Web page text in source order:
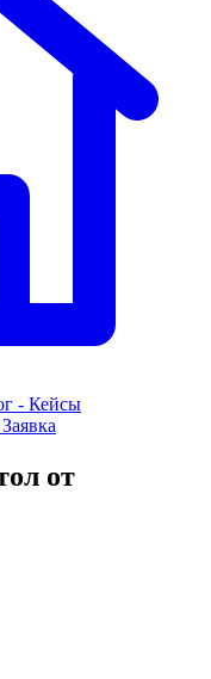
- Кейсы
Заявка
от